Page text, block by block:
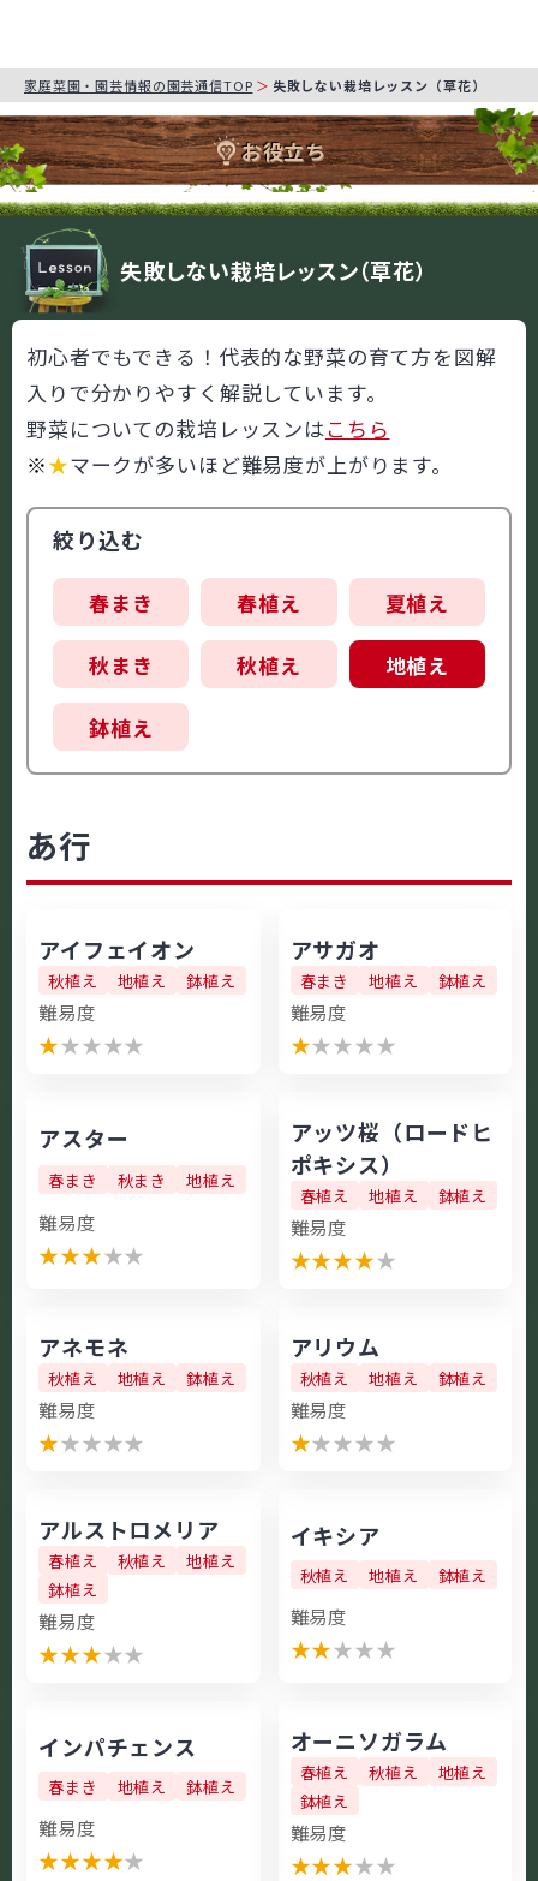
家庭菜園・園芸情報の園芸通信TOP 失敗しない栽培レッスン（草花）
お役立ち
失敗しない栽培レッスン（草花）
初心者でもできる！代表的な野菜の育て方を図解
入りで分かりやすく解説しています。
野菜についての栽培レッスンはこちら
※★マークが多いほど難易度が上がります。
絞り込む
春まき 春植え 夏植え
秋まき 秋植え 地植え
鉢植え
あ行
アイフェイオン
秋植え 地植え 鉢植え
難易度
★★★★★
アサガオ
春まき 地植え 鉢植え
難易度
★★★★★
アスター
春まき 秋まき 地植え
難易度
★★★★★
アッツ桜（ロードヒ
ポキシス）
春植え 地植え 鉢植え
難易度
★★★★★
アネモネ
秋植え 地植え 鉢植え
難易度
★★★★★
アリウム
秋植え 地植え 鉢植え
難易度
★★★★★
アルストロメリア
春植え 秋植え
地植え
鉢植え
難易度
★★★★★
イキシア
秋植え 地植え 鉢植え
難易度
★★★★★
インパチェンス
春まき 地植え 鉢植え
難易度
★★★★★
オーニソガラム
春植え 秋植え
地植え
鉢植え
難易度
★★★★★